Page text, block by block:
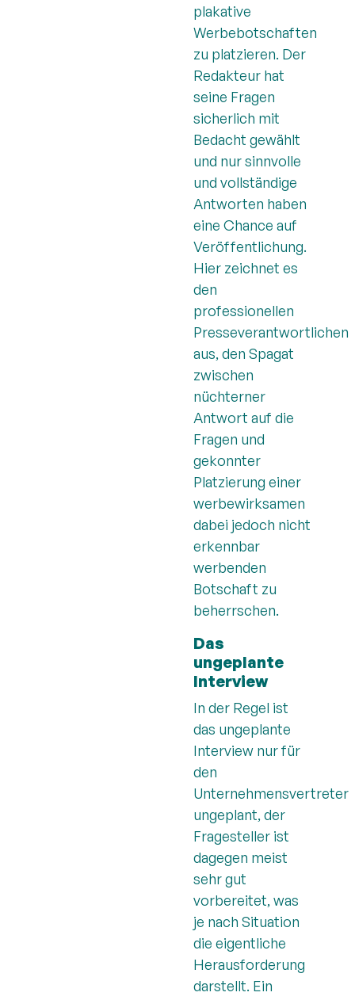
plakative
Werbebotschaften
zu platzieren. Der
Redakteur hat
seine Fragen
sicherlich mit
Bedacht gewählt
und nur sinnvolle
und vollständige
Antworten haben
eine Chance auf
Veröffentlichung.
Hier zeichnet es
den
professionellen
Presseverantwortlichen
aus, den Spagat
zwischen
nüchterner
Antwort auf die
Fragen und
gekonnter
Platzierung einer
werbewirksamen
dabei jedoch nicht
erkennbar
werbenden
Botschaft zu
beherrschen.
Das
ungeplante
Interview
In der Regel ist
das ungeplante
Interview nur für
den
Unternehmensvertreter
ungeplant, der
Fragesteller ist
dagegen meist
sehr gut
vorbereitet, was
je nach Situation
die eigentliche
Herausforderung
darstellt. Ein